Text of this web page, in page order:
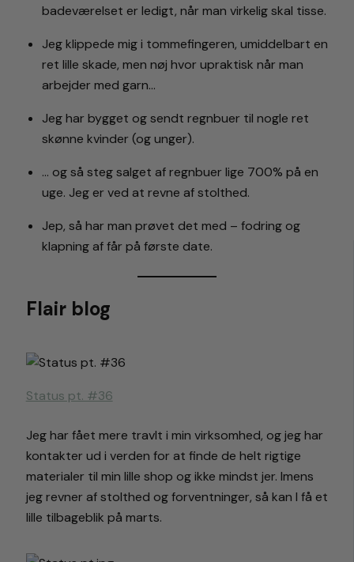
badeværelset er ledigt, når man virkelig skal tisse.
Jeg klippede mig i tommefingeren, umiddelbart en
ret lille skade, men nøj hvor upraktisk når man
arbejder med garn…
Jeg har bygget og sendt regnbuer til nogle ret
skønne kvinder (og unger).
… og så steg salget af regnbuer lige 700% på en
uge. Jeg er ved at revne af stolthed.
Jep, så har man prøvet det med – fodring og
klapning af får på første date.
Flair blog
Status pt. #36
Jeg har fået mere travlt i min virksomhed, og jeg har
kontakter ud i verden for at finde de helt rigtige
materialer til min lille shop og ikke mindst jer. Imens
jeg revner af stolthed og forventninger, så kan I få et
lille tilbageblik på marts.